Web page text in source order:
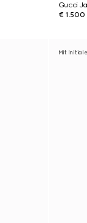
Gucci
€ 1.500
Mit